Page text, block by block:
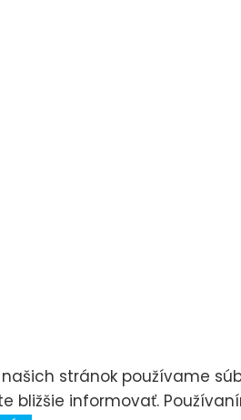
stránok používame
bližšie informovať.